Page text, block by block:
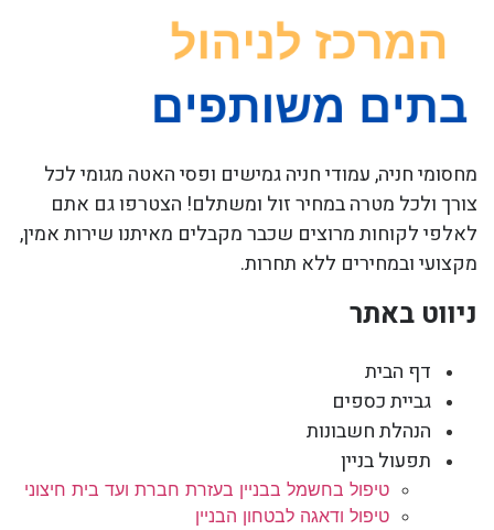
מחסומי חניה, עמודי חניה גמישים ופסי האטה מגומי לכל
צורך ולכל מטרה במחיר זול ומשתלם! הצטרפו גם אתם
לאלפי לקוחות מרוצים שכבר מקבלים מאיתנו שירות אמין,
מקצועי ובמחירים ללא תחרות.
ניווט באתר
דף הבית
גביית כספים
הנהלת חשבונות
תפעול בניין
טיפול בחשמל בבניין בעזרת חברת ועד בית חיצוני
טיפול ודאגה לבטחון הבניין